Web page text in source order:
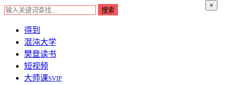
×
得到
混沌大学
樊登读书
短视频
大师课SVIP